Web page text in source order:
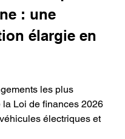
: une
élargie en
les plus
la Loi de finances 2026
électriques et